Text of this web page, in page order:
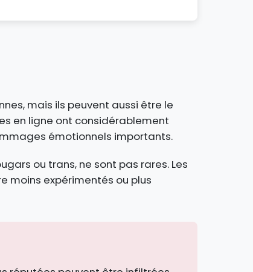
mais ils peuvent aussi être le
en ligne ont considérablement
émotionnels importants.
ou trans, ne sont pas rares. Les
moins expérimentés ou plus